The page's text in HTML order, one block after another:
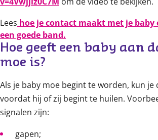
Lees hoe je contact maakt met je baby
een goede band.
Hoe geeft een baby aan
moe is?
Als je baby moe begint te worden, kun je
voordat hij of zij begint te huilen.
signalen zijn:
gapen;